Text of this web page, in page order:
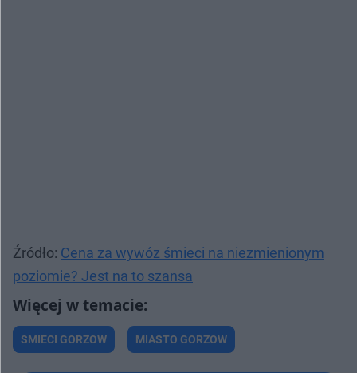
Źródło: Cena za wywóz śmieci na niezmienionym
poziomie? Jest na to szansa
SMIECI GORZOW MIASTO GORZOW